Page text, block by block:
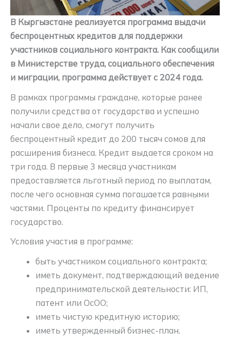
В Кыргызстане реализуется программа выдачи
беспроцентных кредитов для поддержки
участников социального контракта. Как сообщили
в Министерстве труда, социального обеспечения
и миграции, программа действует с 2024 года.
В рамках программы граждане, которые ранее
получили средства от государства и успешно
начали свое дело, смогут получить
беспроцентный кредит до 200 тысяч сомов для
расширения бизнеса. Кредит выдается сроком на
три года. В первые 3 месяца участникам
предоставляется льготный период по выплатам,
после чего основная сумма погашается равными
частями. Проценты по кредиту финансирует
государство.
Условия участия в программе:
быть участником социального контракта;
иметь документ, подтверждающий ведение
предпринимательской деятельности: ИП,
патент или ОсОО;
иметь чистую кредитную историю;
иметь утвержденный бизнес-план.